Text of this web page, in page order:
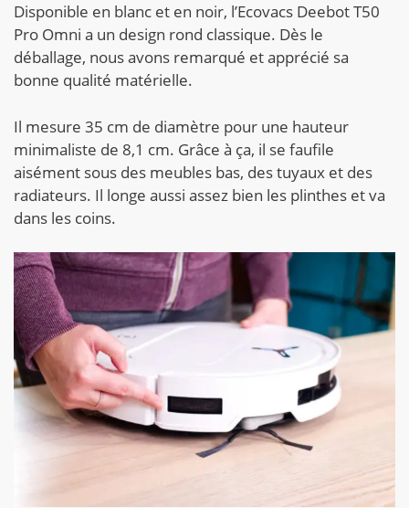
Disponible en blanc et en noir, l’Ecovacs Deebot T50
Pro Omni a un design rond classique. Dès le
déballage, nous avons remarqué et apprécié sa
bonne qualité matérielle.
Il mesure 35 cm de diamètre pour une hauteur
minimaliste de 8,1 cm. Grâce à ça, il se faufile
aisément sous des meubles bas, des tuyaux et des
radiateurs. Il longe aussi assez bien les plinthes et va
dans les coins.